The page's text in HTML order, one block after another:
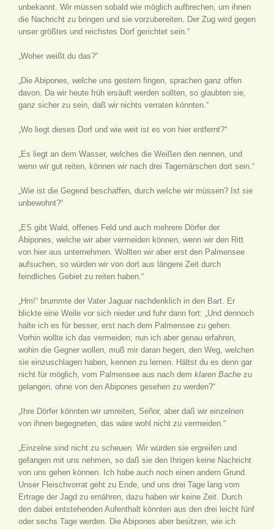
unbekannt. Wir müssen sobald wie möglich aufbrechen, um ihnen
die Nachricht zu bringen und sie vorzubereiten. Der Zug wird gegen
unser größtes und reichstes Dorf gerichtet sein.“
„Woher weißt du das?“
„Die Abipones, welche uns gestern fingen, sprachen ganz offen
davon. Da wir heute früh ersäuft werden sollten, so glaubten sie,
ganz sicher zu sein, daß wir nichts verraten könnten.“
„Wo liegt dieses Dorf und wie weit ist es von hier entfernt?“
„Es liegt an dem Wasser, welches die Weißen den nennen, und
wenn wir gut reiten, können wir nach drei Tagemärschen dort sein.“
„Wie ist die Gegend beschaffen, durch welche wir müssen? Ist sie
unbewohnt?“
„ES gibt Wald, offenes Feld und auch mehrere Dörfer der
Abipones, welche wir aber vermeiden können, wenn wir den Ritt
von hier aus unternehmen. Wollten wir aber erst den Palmensee
aufsuchen, so würden wir von dort aus längere Zeit durch
feindliches Gebiet zu reiten haben.“
„Hm!“ brummte der Vater Jaguar nachdenklich in den Bart. Er
blickte eine Weile vor sich nieder und fuhr dann fort: „Und dennoch
halte ich es für besser, erst nach dem Palmensee zu gehen.
Vorhin wollte ich das vermeiden; nun ich aber genau erfahren,
wohin die Gegner wollen, muß mir daran hegen, den Weg, welchen
sie einzuschlagen haben, kennen zu lernen. Hältst du es denn gar
nicht für möglich, vom Palmensee aus nach dem klaren Bache zu
gelangen, ohne von den Abipones gesehen zu werden?“
„Ihre Dörfer könnten wir umreiten, Señor, aber daß wir einzelnen
von ihnen begegneten, das wäre wohl nicht zu vermeiden.“
„Einzelne sind nicht zu scheuen. Wir würden sie ergreifen und
gefangen mit uns nehmen, so daß sie den Ihrigen keine Nachricht
von uns gehen können. Ich habe auch noch einen andern Grund.
Unser Fleischvorrat geht zu Ende, und uns drei Tage lang vom
Ertrage der Jagd zu ernähren, dazu haben wir keine Zeit. Durch
den dabei entstehenden Aufenthalt könnten aus den drei leicht fünf
oder sechs Tage werden. Die Abipones aber besitzen, wie ich